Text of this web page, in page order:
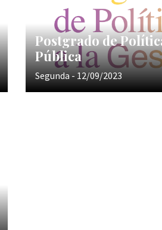
Postgrado de
Pública
Segunda - 12/09/2023